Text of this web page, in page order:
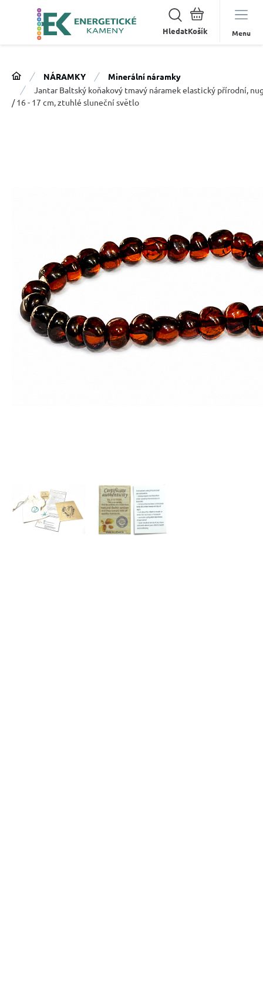
Hledat Menu
NÁRAMKY
Minerální náramky
Jantar Baltský koňakový tmavý náramek elastický přírodní,
/ 16 - 17 cm, ztuhlé sluneční světlo